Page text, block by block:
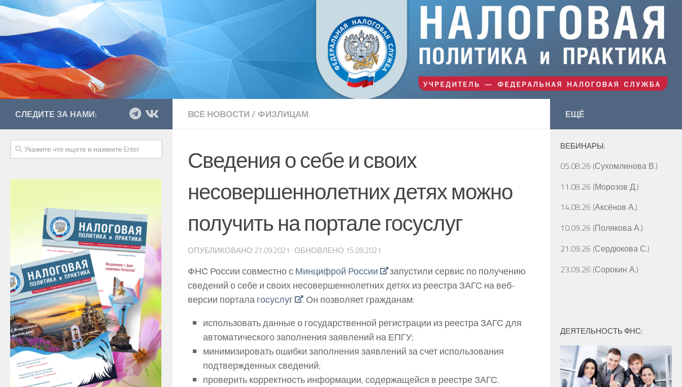
ВСЕ НОВОСТИ/ФИЗЛИЦАМ
Сведения о себе и своих
несовершеннолетних детях можно
получить на портале госуслуг
ОПУБЛИКОВАНО 27.09.2021 · ОБНОВЛЕНО 15.09.2021
ФНС России совместно сМинцифрой России
запустили сервис по получению
сведений о себе и своих несовершеннолетних детях из реестра ЗАГС на веб-
версии порталагосуслуг
. Он позволяет гражданам:
использовать данные о государственной регистрации из реестра ЗАГС для
автоматического заполнения заявлений на ЕПГУ;
минимизировать ошибки заполнения заявлений за счет использования
подтвержденных сведений;
проверить корректность информации, содержащейся в реестре ЗАГС.
СЛЕДИТЕ ЗА НАМИ: ЕЩЁ
ВЕБИНАРЫ:
05.08.26 (Сухомлинова В.)
11.08.26 (Морозов Д.)
14.08.26 (Аксёнов А.)
10.09.26 (Полякова А.)
21.09.26 (Сердюкова С.)
23.09.26 (Сорокин А.)
ДЕЯТЕЛЬНОСТЬ ФНС: